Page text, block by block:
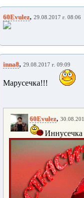
60Evulez, 29.08.2017 г. 08:06
inna8, 29.08.2017 г. 09:09
Марусечка!!!
60Evulez,